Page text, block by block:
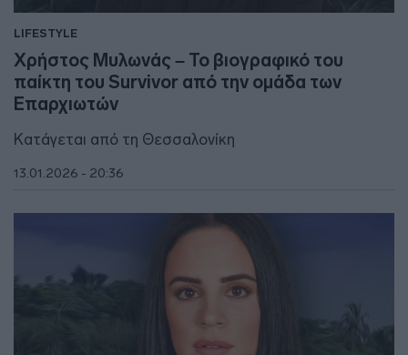
LIFESTYLE
Χρήστος Μυλωνάς – Το βιογραφικό του
παίκτη του Survivor από την ομάδα των
Επαρχιωτών
Κατάγεται από τη Θεσσαλονίκη
13.01.2026 - 20:36